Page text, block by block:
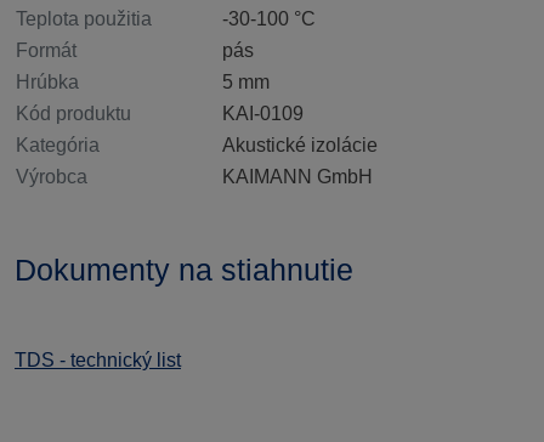
Teplota použitia
-30-100 °C
Formát
pás
Hrúbka
5 mm
Kód produktu
KAI-0109
Kategória
Akustické izolácie
Výrobca
KAIMANN GmbH
Dokumenty na stiahnutie
TDS - technický list